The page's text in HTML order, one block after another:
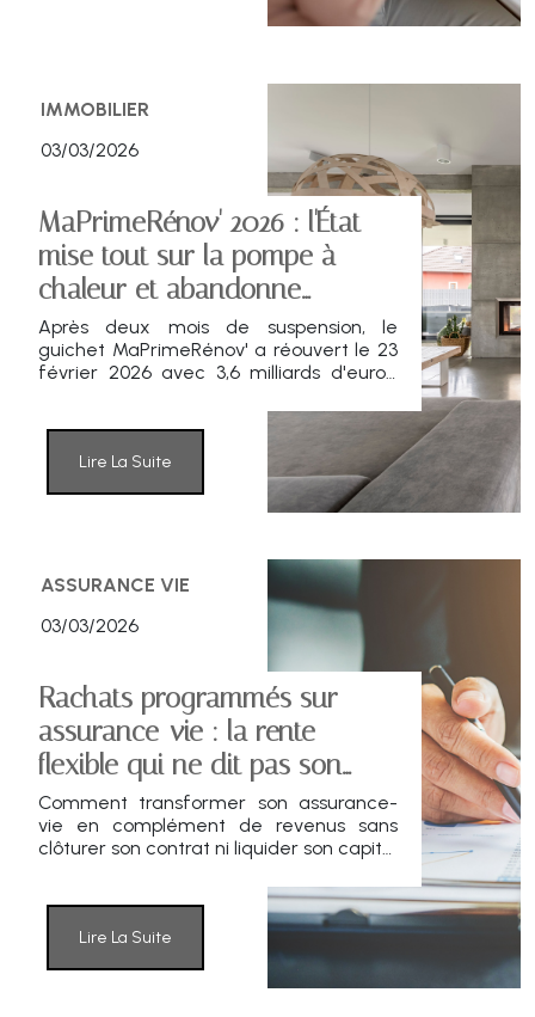
IMMOBILIER
03/03/2026
MaPrimeRénov' 2026 : l'État
mise tout sur la pompe à
chaleur et abandonne
l'isolation
Après deux mois de suspension, le
guichet MaPrimeRénov' a réouvert le 23
février 2026 avec 3,6 milliards d'euros.
radical : la France fait le pari de
pompes à chaleur, au détriment de
l'isolation des murs et des chaudières
biomasse. Décryptage d'une réforme
Lire La Suite
ASSURANCE VIE
03/03/2026
Rachats programmés sur
assurance-vie : la rente
flexible qui ne dit pas son
nom
Comment transformer son assurance-
vie en complément de revenus sans
clôturer son contrat ni liquider son capital
programmés apportent une réponse
concrète à cette question patrimoniale
devenue centrale à l’heure de la retraite.
À mi-chemin entre la sortie en capital et
la rente viagère, ce mécanisme séduit
Lire La Suite